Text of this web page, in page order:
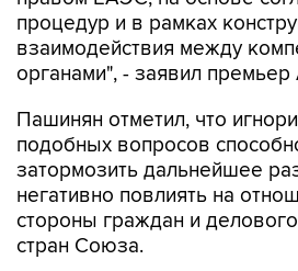
процедур и в рамках
взаимодействия между
органами", - заявил
Пашинян отметил, что
подобных вопросов
затормозить дальнейшее
негативно повлиять на
стороны граждан и
стран Союза.